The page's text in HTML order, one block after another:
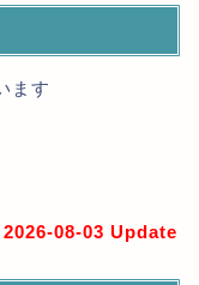
ます
08-03 Update